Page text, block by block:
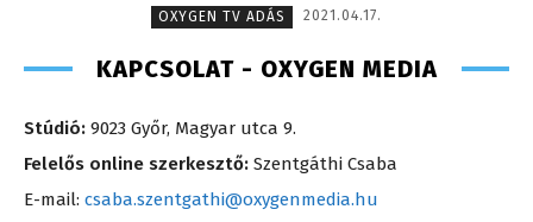
OXYGEN TV ADÁS
2021.04.17.
KAPCSOLAT - OXYGEN MEDIA
Stúdió: 9023 Győr, Magyar utca 9.
Felelős online szerkesztő: Szentgáthi Csaba
E-mail: csaba.szentgathi@oxygenmedia.hu